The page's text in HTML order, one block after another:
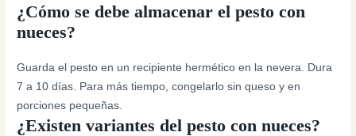
¿Cómo se debe almacenar el pesto con
nueces?
Guarda el pesto en un recipiente hermético en la nevera. Dura
7 a 10 días. Para más tiempo, congelarlo sin queso y en
porciones pequeñas.
¿Existen variantes del pesto con nueces?